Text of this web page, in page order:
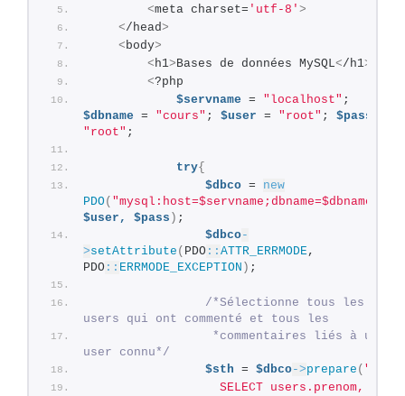
<meta charset= 'utf-8' >
</head>
<body>
<h1>Bases de données MySQL</h1>
<?php
$servname = "localhost"
$dbname = "cours" ; $user = "root" ; $pass
"root" ;
try{
$dbco = new
PDO( "mysql:host=$servname;dbname=$dbname"
$user,
$pass ) ;
$dbco-
>setAttribute ( PDO :: ATTR_ERRMODE,
PDO :: ERRMODE_EXCEPTION ) ;
/*Sélectionne tous les
users qui ont commenté et tous les
                 *commentaires liés à un
user connu*/
$sth = $dbco->prepare ( "
                  SELECT users.prenom,